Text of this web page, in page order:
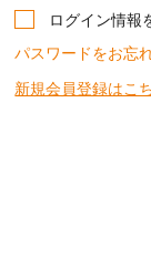
ログイン情報
パスワードをお忘
新規会員登録はこ